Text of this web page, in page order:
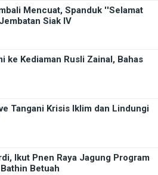
Mencuat, Spanduk ''Selamat
Siak IV
ke Kediaman Rusli Zainal, Bahas
Tangani Krisis Iklim dan Lindungi
Ikut Pnen Raya Jagung Program
Betuah